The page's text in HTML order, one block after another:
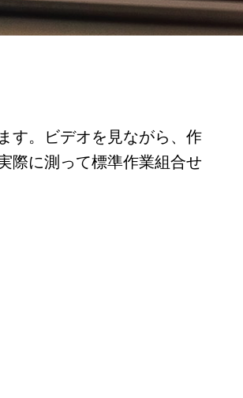
す。ビデオを見ながら、作
際に測って標準作業組合せ